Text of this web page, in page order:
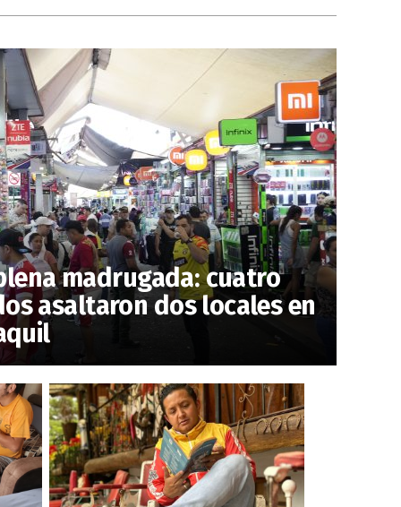
madrugada: cuatro
asaltaron dos locales en